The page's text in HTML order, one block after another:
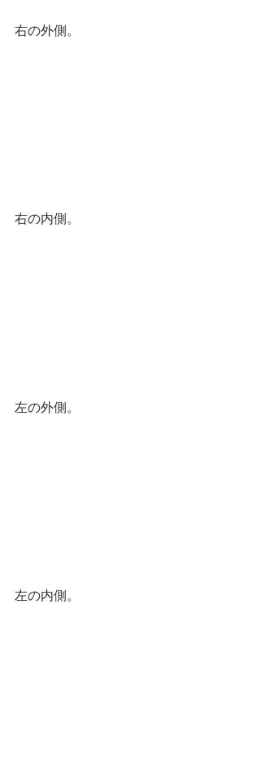
右の外側。
右の内側。
左の外側。
左の内側。